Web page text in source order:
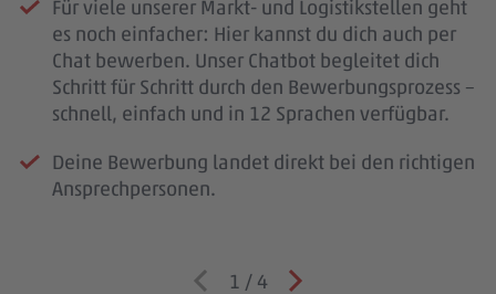
Für viele unserer Markt- und Logistikstellen geht
es noch einfacher: Hier kannst du dich auch per
Chat bewerben. Unser Chatbot begleitet dich
Schritt für Schritt durch den Bewerbungsprozess –
schnell, einfach und in 12 Sprachen verfügbar.
Deine Bewerbung landet direkt bei den richtigen
Ansprechpersonen.
1 / 4